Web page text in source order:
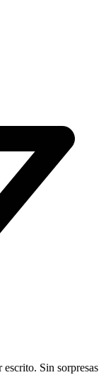
Sin sorpresas